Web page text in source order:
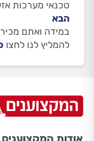
טכנאי מערכות
הבא
במידה ואתם
להמליץ לנו לחצו